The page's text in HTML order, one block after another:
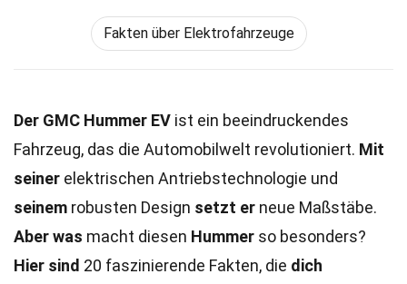
Fakten über Elektrofahrzeuge
Der GMC Hummer EV ist ein beeindruckendes
Fahrzeug, das die Automobilwelt revolutioniert. Mit
seiner elektrischen Antriebstechnologie und
seinem robusten Design setzt er neue Maßstäbe.
Aber was macht diesen Hummer so besonders?
Hier sind 20 faszinierende Fakten, die dich